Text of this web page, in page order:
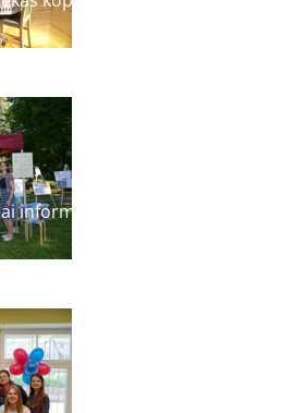
informētu par bibliotēkas